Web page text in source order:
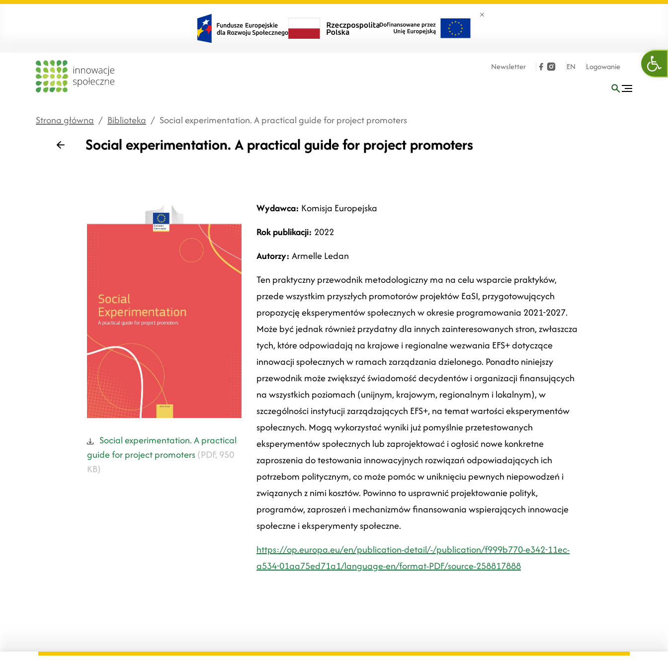
Zamknij banner
Newsletter EN Logowanie
Strona główna / Biblioteka / Social experimentation. A practical guide for project promoters
WsteczSocial experimentation. A practical guide for project promoters
Social experimentation. A practical
guide for project promoters (PDF, 950
KB)
Wydawca: Komisja Europejska
Rok publikacji: 2022
Autorzy: Armelle Ledan
Ten praktyczny przewodnik metodologiczny ma na celu wsparcie praktyków,
przede wszystkim przyszłych promotorów projektów EaSI, przygotowujących
propozycję eksperymentów społecznych w okresie programowania 2021-2027.
Może być jednak również przydatny dla innych zainteresowanych stron, zwłaszcza
tych, które odpowiadają na krajowe i regionalne wezwania EFS+ dotyczące
innowacji społecznych w ramach zarządzania dzielonego. Ponadto niniejszy
przewodnik może zwiększyć świadomość decydentów i organizacji finansujących
na wszystkich poziomach (unijnym, krajowym, regionalnym i lokalnym), w
szczególności instytucji zarządzających EFS+, na temat wartości eksperymentów
społecznych. Mogą wykorzystać wyniki już pomyślnie przetestowanych
eksperymentów społecznych lub zaprojektować i ogłosić nowe konkretne
zaproszenia do testowania innowacyjnych rozwiązań odpowiadających ich
potrzebom politycznym, co może pomóc w uniknięciu pewnych niepowodzeń i
związanych z nimi kosztów. Powinno to usprawnić projektowanie polityk,
programów, zaproszeń i mechanizmów finansowania wspierających innowacje
społeczne i eksperymenty społeczne.
https://op.europa.eu/en/publication-detail/-/publication/f999b770-e342-11ec-
a534-01aa75ed71a1/language-en/format-PDF/source-258817888